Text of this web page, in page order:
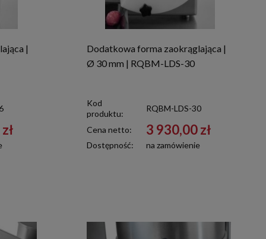
|
Dodatkowa forma zaokrąglająca |
Ø 30 mm | RQBM-LDS-30
Kod
produktu:
RQBM-LDS-30
Cena netto: 3 930,00 zł
Dostępność: na zamówienie